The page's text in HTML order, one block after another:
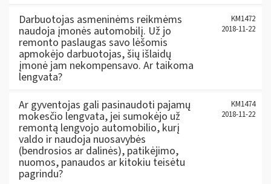
Darbuotojas asmeninėms reikmėms
naudoja įmonės automobilį. Už jo
remonto paslaugas savo lėšomis
apmokėjo darbuotojas, šių išlaidų
įmonė jam nekompensavo. Ar taikoma
lengvata?
KM1472
2018-11-22
Ar gyventojas gali pasinaudoti pajamų
mokesčio lengvata, jei sumokėjo už
remontą lengvojo automobilio, kurį
valdo ir naudoja nuosavybės
(bendrosios ar dalinės), patikėjimo,
nuomos, panaudos ar kitokiu teisėtu
pagrindu?
KM1474
2018-11-22